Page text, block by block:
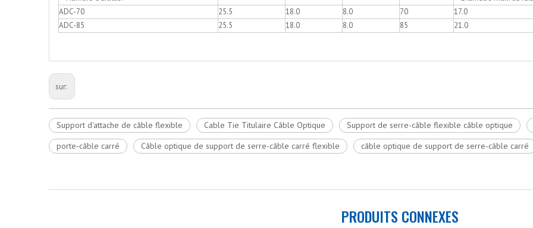
ADC-70
25.5 18.0 8.0 70
17.0
ADC-85
25.5 18.0 8.0 85 21.0
sur:
Support d'attache de câble flexible Cable Tie Titulaire Câble Optique Support de serre-câble flexible câble optique
porte-câble carré
Câble optique de support de serre-câble carré flexible câble optique de support de serre-câble carré
PRODUITS CONNEXES